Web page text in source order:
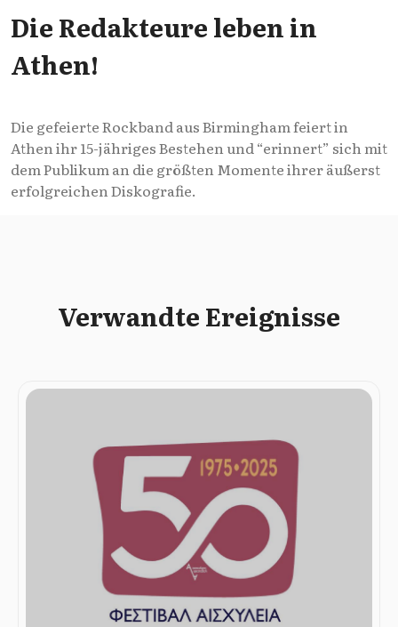
Die Redakteure leben in
Athen!
Die gefeierte Rockband aus Birmingham feiert in
Athen ihr 15-jähriges Bestehen und “erinnert” sich mit
dem Publikum an die größten Momente ihrer äußerst
erfolgreichen Diskografie.
Verwandte Ereignisse